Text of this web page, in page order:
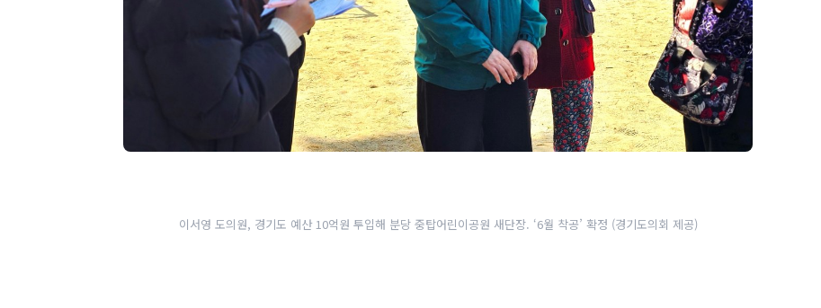
이서영 도의원, 경기도 예산 10억원 투입해 분당 중탑어린이공원 새단장. ‘6월 착공’ 확정 (경기도의회 제공)